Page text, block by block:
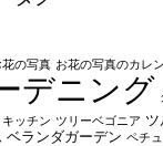
花の写真 お花の写真のカレ
デニング
キッチン ツリーベゴニア ツ
ベランダガーデン ペチ